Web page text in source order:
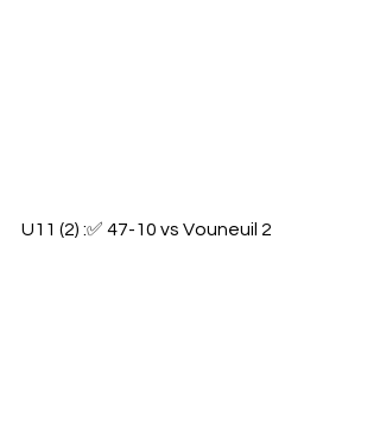
U11 (2) :✅️ 47-10 vs Vouneuil 2